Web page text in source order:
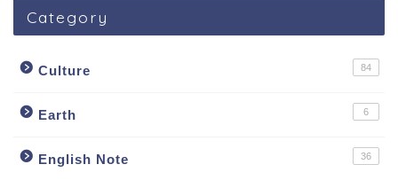
Category
Culture 84
Earth 6
English Note 36